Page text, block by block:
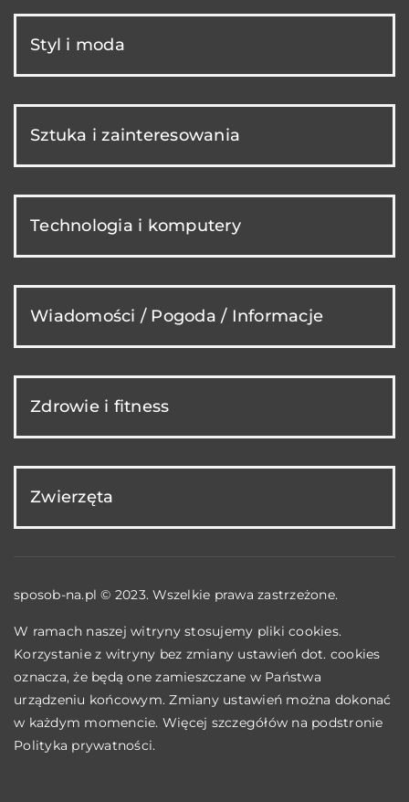
Styl i moda
Sztuka i zainteresowania
Technologia i komputery
Wiadomości / Pogoda / Informacje
Zdrowie i fitness
Zwierzęta
sposob-na.pl © 2023. Wszelkie prawa zastrzeżone.
W ramach naszej witryny stosujemy pliki cookies.
Korzystanie z witryny bez zmiany ustawień dot. cookies
oznacza, że będą one zamieszczane w Państwa
urządzeniu końcowym. Zmiany ustawień można dokonać
w każdym momencie. Więcej szczegółów na podstronie
Polityka prywatności.